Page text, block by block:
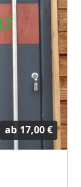
ab 17,00 €